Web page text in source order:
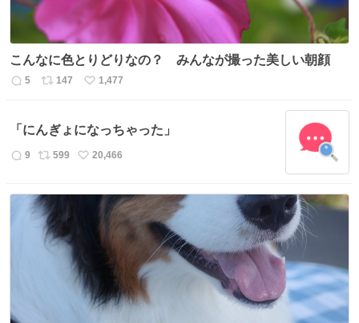
こんなに色とりどりなの？ みんなが撮った美しい朝顔
返
数
5
リ
ス
ト
数
147
い
ね
数
1,477
「にんぎょになっちゃった」
返
数
9
リ
ス
ト
数
599
い
ね
20,466